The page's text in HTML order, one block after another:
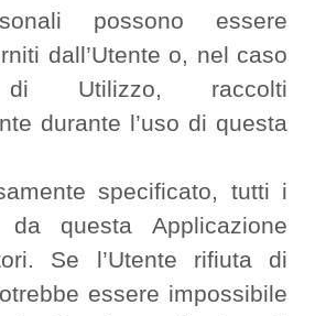
possono essere
dall’Utente o, nel caso
Utilizzo, raccolti
durante l’uso di questa
specificato, tutti i
questa Applicazione
Se l’Utente rifiuta di
essere impossibile